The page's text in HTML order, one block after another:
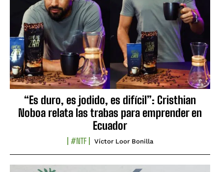
“Es duro, es jodido, es difícil”: Cristhian
Noboa relata las trabas para emprender en
Ecuador
#NTF Víctor Loor Bonilla